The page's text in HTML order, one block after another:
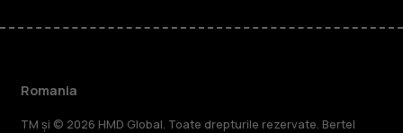
Romania
TM și © 2026 HMD Global. Toate drepturile rezervate. Bertel